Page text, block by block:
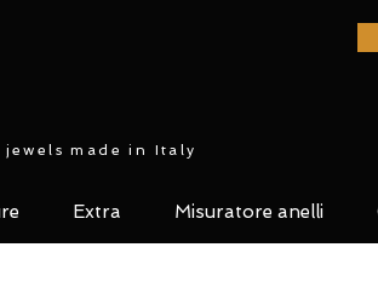
Extra Misuratore anelli
made in Italy